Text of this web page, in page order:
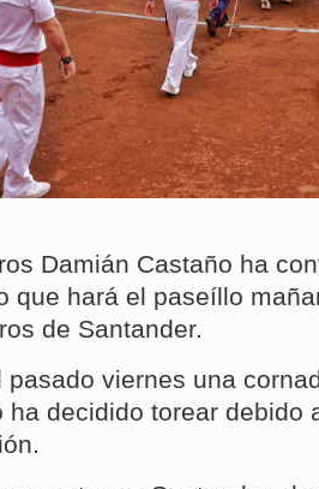
Damián Castaño ha
que hará el paseíllo
de Santander.
pasado viernes una
decidido torear debido